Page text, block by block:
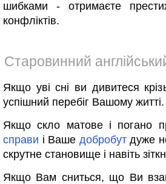
шибками - отримаєте
конфліктів.
Старовинний
Якщо уві сні ви дивитеся
успішний перебіг Вашому житті.
Якщо скло матове і погано
справи і Ваше добробутдуже
скрутне становище і навіть
Якщо Вам сниться, що Ви